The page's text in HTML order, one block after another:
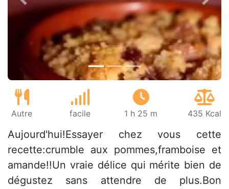
Précédent
Autre facile 1 h 25 m 435 Kcal
Aujourd'hui!Essayer chez vous cette
recette:crumble aux pommes,framboise et
amande!!Un vraie délice qui mérite bien de
dégustez sans attendre de plus.Bon